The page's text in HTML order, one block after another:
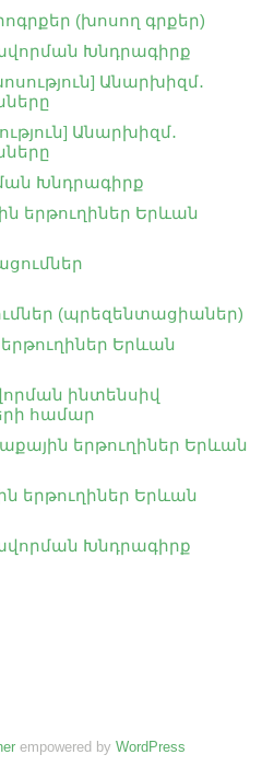
(խոսող գրքեր)
Խնդրագիրք
Անարխիզմ․
Անարխիզմ․
Խնդրագիրք
երթուղիներ Երևան
(պրեզենտացիաներ)
Երևան
ինտենսիվ
համար
երթուղիներ Երևան
երթուղիներ Երևան
Խնդրագիրք
empowered by WordPress